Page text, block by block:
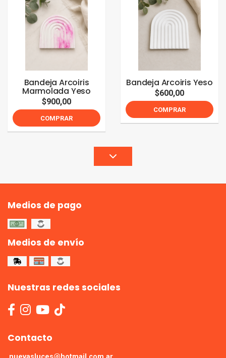
Bandeja Arcoiris
Marmolada Yeso
$900,00
COMPRAR
Bandeja Arcoiris Yeso
$600,00
COMPRAR
Medios de pago
Medios de envío
Nuestras redes sociales
Contacto